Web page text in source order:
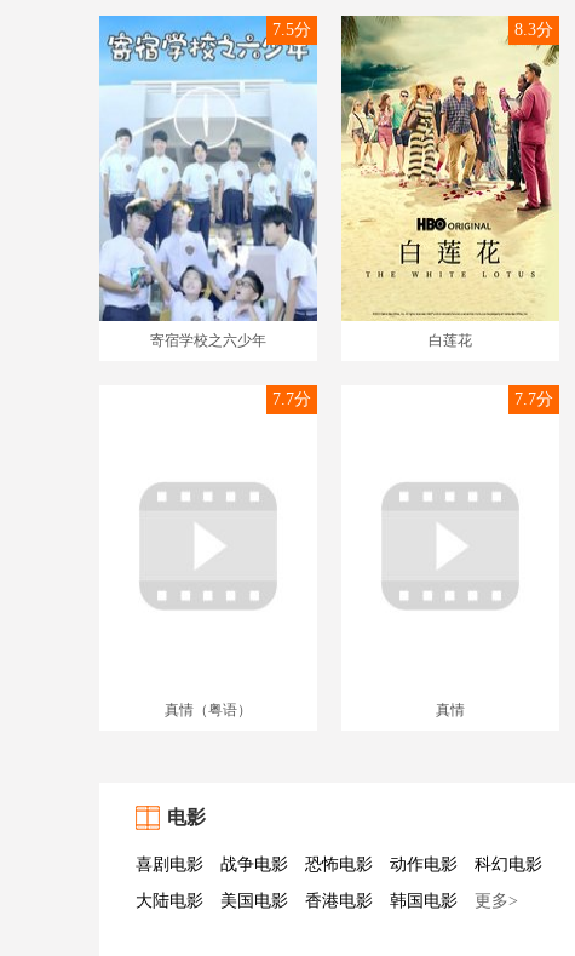
寄宿学校之六少年
7.5分
白莲花
8.3分
真情（粤语）
7.7分
真情
7.7分
电影
喜剧电影 战争电影 恐怖电影 动作电影
科幻电影
大陆电影
美国电影 香港电影 韩国电影 更多>